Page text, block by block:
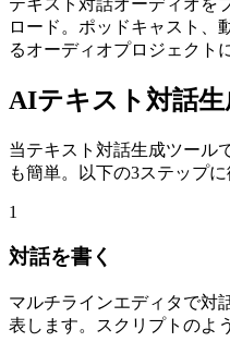
ロード。ポッドキャスト、
るオーディオプロジェクト
AIテキスト対話
当テキスト対話生成ツール
も簡単。以下の3ステップに
1
対話を書く
マルチラインエディタで対
表します。スクリプトのよ